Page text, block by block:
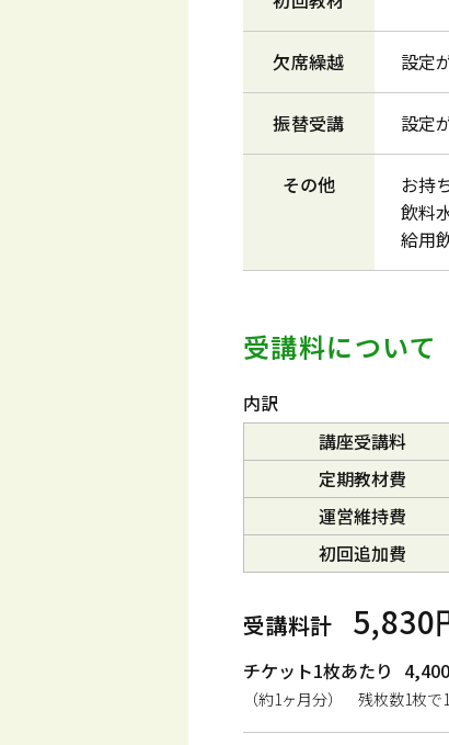
欠席繰越 設定
振替受講 設定
その他
お持
飲料
給用
受講料について
内訳
講座受講料
定期教材費
運営維持費
初回追加費
受講料計 5,830
チケット1枚あたり
（約1ヶ月分） 残枚数1枚